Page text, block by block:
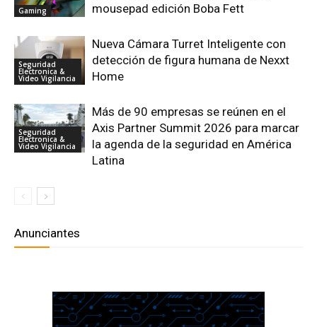
Gaming
mousepad edición Boba Fett
Seguridad
Electronica &
Video Vigilancia
Nueva Cámara Turret Inteligente con
detección de figura humana de Nexxt
Home
Seguridad
Electronica &
Video Vigilancia
Más de 90 empresas se reúnen en el
Axis Partner Summit 2026 para marcar
la agenda de la seguridad en América
Latina
Anunciantes